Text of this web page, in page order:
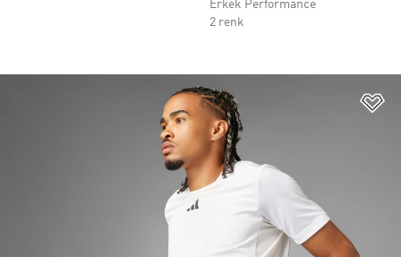
Erkek Performance
2 renk